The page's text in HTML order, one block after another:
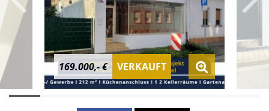
169.000,- € VERKAUFT